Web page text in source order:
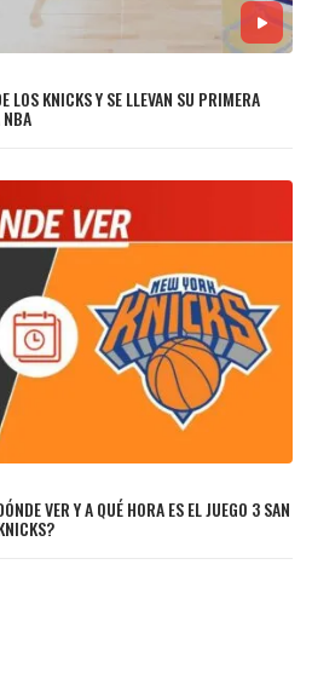
LOS KNICKS Y SE LLEVAN SU PRIMERA
NBA
VER Y A QUÉ HORA ES EL JUEGO 3 SAN